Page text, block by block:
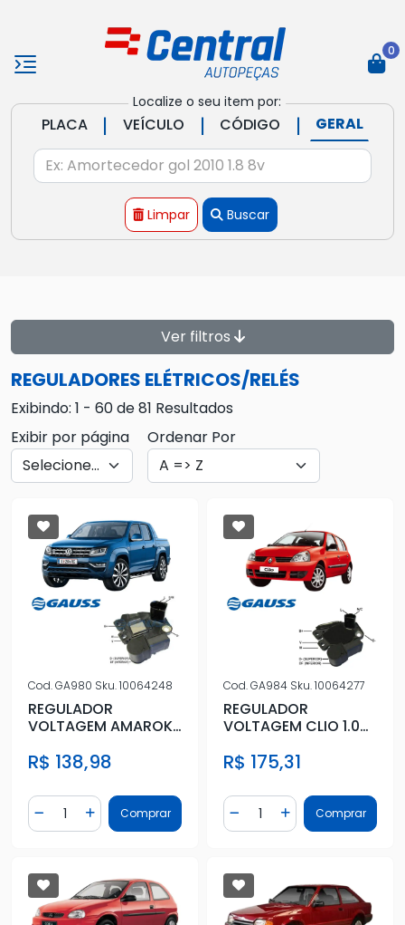
Localize o seu item por:
PLACA | VEÍCULO | CÓDIGO | GERAL
Limpar Buscar
0
Ver filtros
REGULADORES ELÉTRICOS/RELÉS
Exibindo: 1 - 60 de 81 Resultados
Exibir por página
Ordenar Por
Cod.GA980 Sku.10064248
REGULADOR
VOLTAGEM AMAROK
R$ 138,98
Diminuir Quantidade
Quantidade
Adicionar Quantidade
Comprar
Cod.GA984 Sku.10064277
REGULADOR
VOLTAGEM CLIO 1.0
R$ 175,31
Diminuir Quantidade
Quantidade
AdicionarComprar